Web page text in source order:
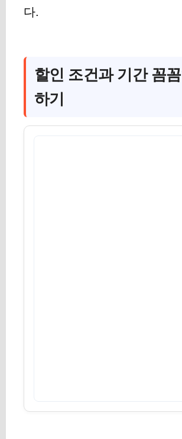
다.
할인 조건과 기간 꼼
하기